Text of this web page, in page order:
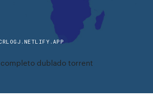
dublado torrent